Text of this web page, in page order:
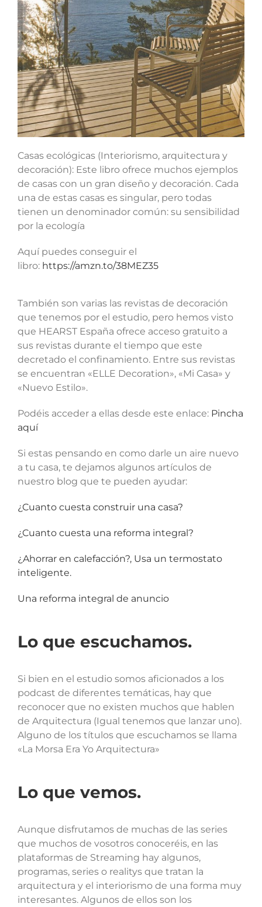
Casas ecológicas (Interiorismo, arquitectura y
decoración): Este libro ofrece muchos ejemplos
de casas con un gran diseño y decoración. Cada
una de estas casas es singular, pero todas
tienen un denominador común: su sensibilidad
por la ecología
Aquí puedes conseguir el
libro: https://amzn.to/38MEZ35
También son varias las revistas de decoración
que tenemos por el estudio, pero hemos visto
que HEARST España ofrece acceso gratuito a
sus revistas durante el tiempo que este
decretado el confinamiento. Entre sus revistas
se encuentran «ELLE Decoration», «Mi Casa» y
«Nuevo Estilo».
Podéis acceder a ellas desde este enlace: Pincha
aquí
Si estas pensando en como darle un aire nuevo
a tu casa, te dejamos algunos artículos de
nuestro blog que te pueden ayudar:
¿Cuanto cuesta construir una casa?
¿Cuanto cuesta una reforma integral?
¿Ahorrar en calefacción?, Usa un termostato
inteligente.
Una reforma integral de anuncio
Lo que escuchamos.
Si bien en el estudio somos aficionados a los
podcast de diferentes temáticas, hay que
reconocer que no existen muchos que hablen
de Arquitectura (Igual tenemos que lanzar uno).
Alguno de los títulos que escuchamos se llama
«La Morsa Era Yo Arquitectura»
Lo que vemos.
Aunque disfrutamos de muchas de las series
que muchos de vosotros conoceréis, en las
plataformas de Streaming hay algunos,
programas, series o realitys que tratan la
arquitectura y el interiorismo de una forma muy
interesantes. Algunos de ellos son los